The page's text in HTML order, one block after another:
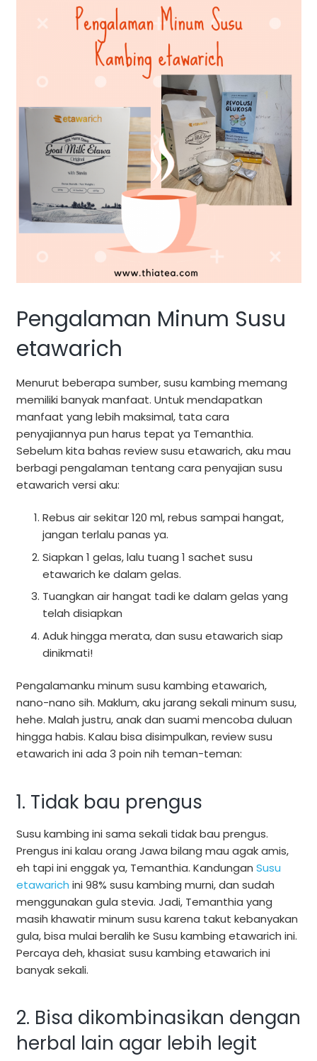
Pengalaman Minum Susu
etawarich
Menurut beberapa sumber, susu kambing memang
memiliki banyak manfaat. Untuk mendapatkan
manfaat yang lebih maksimal, tata cara
penyajiannya pun harus tepat ya Temanthia.
Sebelum kita bahas review susu etawarich, aku mau
berbagi pengalaman tentang cara penyajian susu
etawarich versi aku:
Rebus air sekitar 120 ml, rebus sampai hangat,
jangan terlalu panas ya.
Siapkan 1 gelas, lalu tuang 1 sachet susu
etawarich ke dalam gelas.
Tuangkan air hangat tadi ke dalam gelas yang
telah disiapkan
Aduk hingga merata, dan susu etawarich siap
dinikmati!
Pengalamanku minum susu kambing etawarich,
nano-nano sih. Maklum, aku jarang sekali minum susu,
hehe. Malah justru, anak dan suami mencoba duluan
hingga habis. Kalau bisa disimpulkan, review susu
etawarich ini ada 3 poin nih teman-teman:
1. Tidak bau prengus
Susu kambing ini sama sekali tidak bau prengus.
Prengus ini kalau orang Jawa bilang mau agak amis,
eh tapi ini enggak ya, Temanthia. Kandungan Susu
etawarich ini 98% susu kambing murni, dan sudah
menggunakan gula stevia. Jadi, Temanthia yang
masih khawatir minum susu karena takut kebanyakan
gula, bisa mulai beralih ke Susu kambing etawarich ini.
Percaya deh, khasiat susu kambing etawarich ini
banyak sekali.
2. Bisa dikombinasikan dengan
herbal lain agar lebih legit